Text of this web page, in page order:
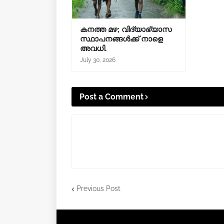
കനത്ത മഴ; വിദ്യാഭ്യാസ
സ്ഥാപനങ്ങൾക്ക് നാളെ
അവധി.
July 30, 2026
Post a Comment
Previous Post